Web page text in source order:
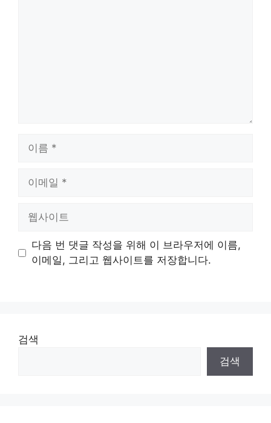
트
다음 번 댓글 작성을 위해 이 브라우저에 이름,
이메일, 그리고 웹사이트를 저장합니다.
검색
검색